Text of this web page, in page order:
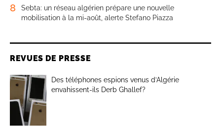
8
Sebta: un réseau algérien prépare une nouvelle
mobilisation à la mi-août, alerte Stefano Piazza
REVUES DE PRESSE
Des téléphones espions venus d’Algérie
envahissent-ils Derb Ghallef?